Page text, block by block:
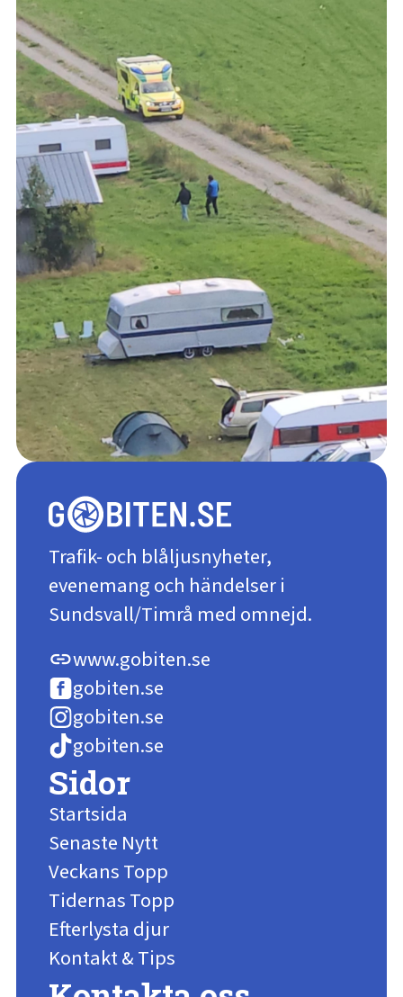
Trafik- och blåljusnyheter,
evenemang och händelser i
Sundsvall/Timrå med omnejd.
linkwww.gobiten.se
gobiten.se
gobiten.se
gobiten.se
Sidor
Startsida
Senaste Nytt
Veckans Topp
Tidernas Topp
Efterlysta djur
Kontakt & Tips